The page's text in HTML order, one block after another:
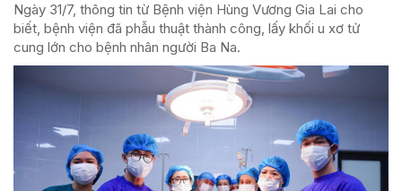
Ngày 31/7, thông tin từ Bệnh viện Hùng Vương Gia Lai cho
biết, bệnh viện đã phẫu thuật thành công, lấy khối u xơ tử
cung lớn cho bệnh nhân người Ba Na.